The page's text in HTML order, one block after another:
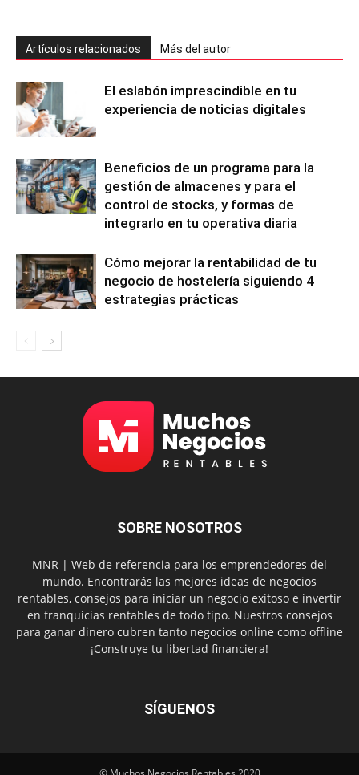
Artículos relacionados Más del autor
El eslabón imprescindible en tu
experiencia de noticias digitales
Beneficios de un programa para la
gestión de almacenes y para el
control de stocks, y formas de
integrarlo en tu operativa diaria
Cómo mejorar la rentabilidad de tu
negocio de hostelería siguiendo 4
estrategias prácticas
SOBRE NOSOTROS
MNR | Web de referencia para los emprendedores del
mundo. Encontrarás las mejores ideas de negocios
rentables, consejos para iniciar un negocio exitoso e invertir
en franquicias rentables de todo tipo. Nuestros consejos
para ganar dinero cubren tanto negocios online como offline
¡Construye tu libertad financiera!
SÍGUENOS